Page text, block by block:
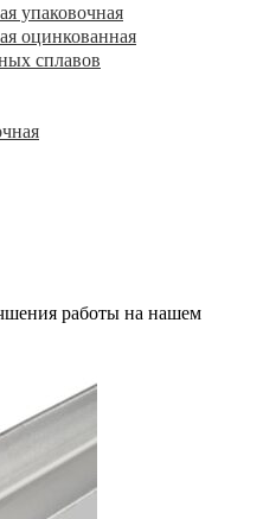
упаковочная
оцинкованная
сплавов
работы на нашем